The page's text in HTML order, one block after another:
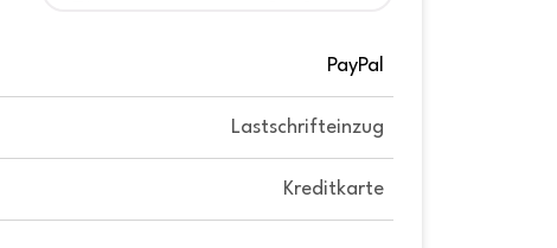
PayPal
Lastschrifteinzug
Kreditkarte